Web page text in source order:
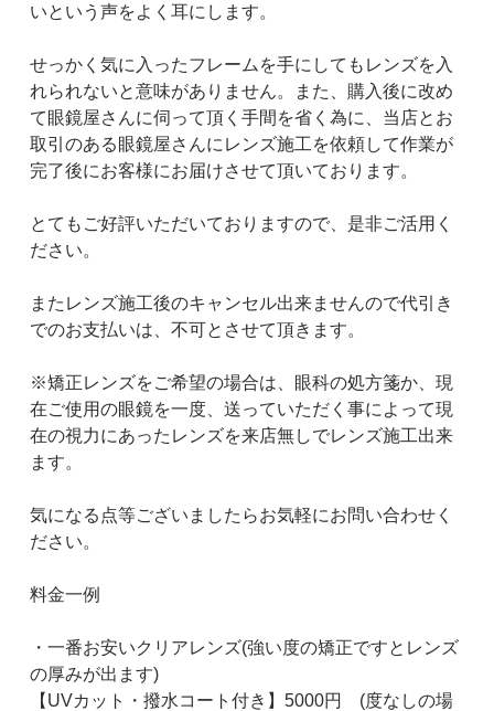
いという声をよく耳にします。
せっかく気に入ったフレームを手にしてもレンズを入
れられないと意味がありません。また、購入後に改め
て眼鏡屋さんに伺って頂く手間を省く為に、当店とお
取引のある眼鏡屋さんにレンズ施工を依頼して作業が
完了後にお客様にお届けさせて頂いております。
とてもご好評いただいておりますので、是非ご活用く
ださい。
またレンズ施工後のキャンセル出来ませんので代引き
でのお支払いは、不可とさせて頂きます。
※矯正レンズをご希望の場合は、眼科の処方箋か、現
在ご使用の眼鏡を一度、送っていただく事によって現
在の視力にあったレンズを来店無しでレンズ施工出来
ます。
気になる点等ございましたらお気軽にお問い合わせく
ださい。
料金一例
・一番お安いクリアレンズ(強い度の矯正ですとレンズ
の厚みが出ます)
【UVカット・撥水コート付き】5000円 (度なしの場